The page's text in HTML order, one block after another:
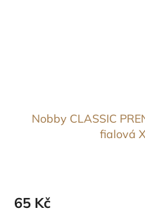
Nobby CLASSIC
fialová
65 Kč